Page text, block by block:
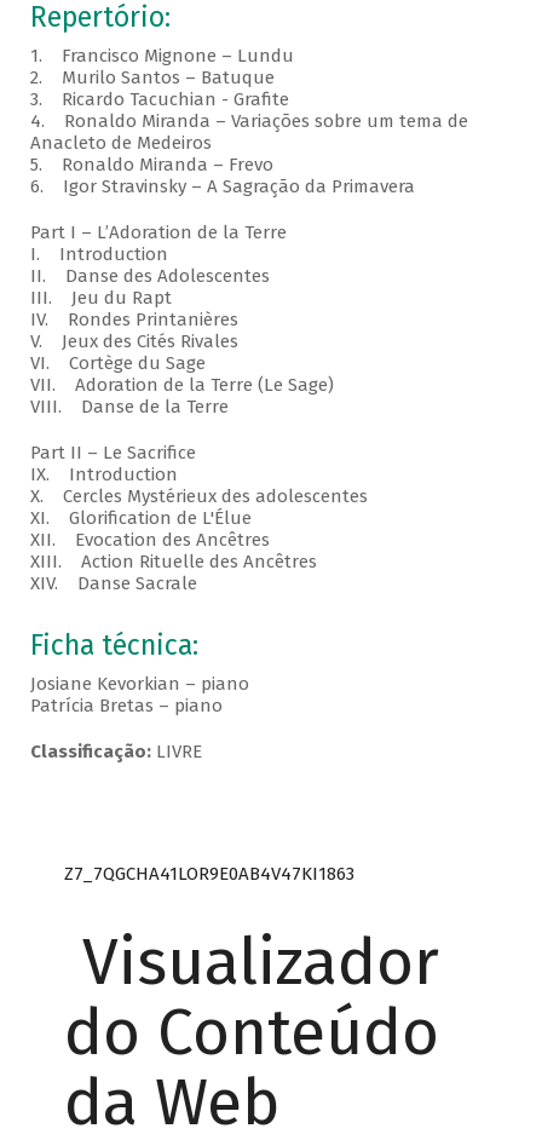
Repertório:
1. Francisco Mignone – Lundu
2. Murilo Santos – Batuque
3. Ricardo Tacuchian - Grafite
4. Ronaldo Miranda – Variações sobre um tema de
Anacleto de Medeiros
5. Ronaldo Miranda – Frevo
6. Igor Stravinsky – A Sagração da Primavera
Part I – L’Adoration de la Terre
I. Introduction
II. Danse des Adolescentes
III. Jeu du Rapt
IV. Rondes Printanières
V. Jeux des Cités Rivales
VI. Cortège du Sage
VII. Adoration de la Terre (Le Sage)
VIII. Danse de la Terre
Part II – Le Sacrifice
IX. Introduction
X. Cercles Mystérieux des adolescentes
XI. Glorification de L'Élue
XII. Evocation des Ancêtres
XIII. Action Rituelle des Ancêtres
XIV. Danse Sacrale
Ficha técnica:
Josiane Kevorkian – piano
Patrícia Bretas – piano
Classificação:LIVRE
Z7_7QGCHA41LOR9E0AB4V47KI1863
Visualizador
do Conteúdo
da Web